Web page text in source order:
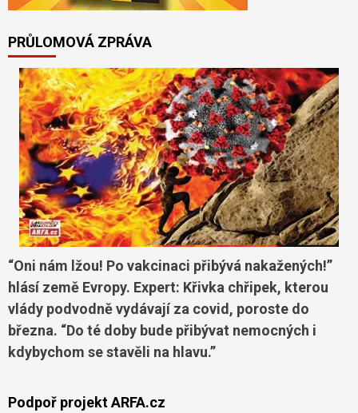
PRŮLOMOVÁ ZPRÁVA
“Oni nám lžou! Po vakcinaci přibývá nakažených!”
hlásí země Evropy. Expert: Křivka chřipek, kterou
vlády podvodně vydávají za covid, poroste do
března. “Do té doby bude přibývat nemocných i
kdybychom se stavěli na hlavu.”
Podpoř projekt ARFA.cz